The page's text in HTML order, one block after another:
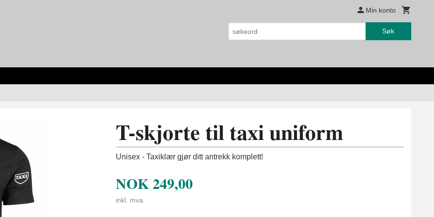
Min konto
Søk
T-skjorte til taxi uniform
Unisex - Taxiklær gjør ditt antrekk komplett!
NOK249,00
inkl. mva.